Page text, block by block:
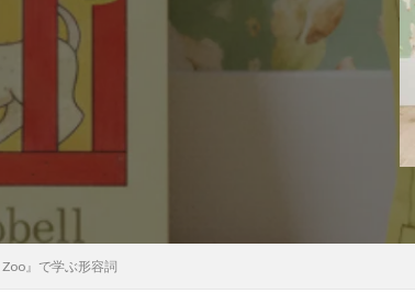
』で学ぶ形容詞